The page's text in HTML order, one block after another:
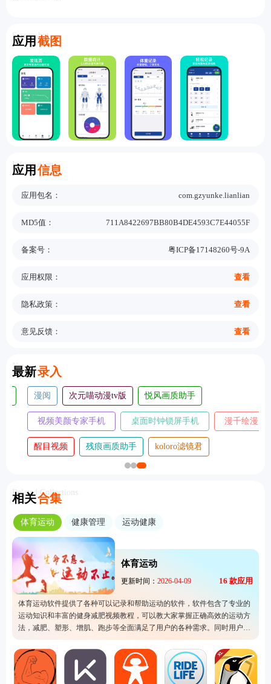
应用 截图
Screenshot
应用 信息
Information
应用包名： com.gzyunke.lianlian
MD5值： 711A8422697BB80B4DE4593C7E44055F
备案号： 粤ICP备17148260号-9A
应用权限： 查看
隐私政策： 查看
意见反馈： 查看
最新录入
New
漫阅 次元喵动漫tv版 悦风画质助手
视频美颜专家手机
版
桌面时钟锁屏手机
版
漫千绘漫
醒目视频
残痕画质助手 koloro滤镜君
相关合集
Related Collections
体育运动 健康管理 运动健康
体育运动
更新时间： 2026-04-09 16 款应用
体育运动软件提供了各种可以记录和帮助运动的软件，软件包含了专业的
运动知识和丰富的健身减肥视频教程，可以教大家掌握正确高效的运动方
法，减肥、塑形、增肌、跑步等全面满足了用户的各种需求。同时用户还
可以在软件内记录个人的运动数据、随时了解自己的身体状况。